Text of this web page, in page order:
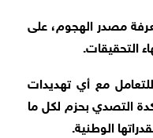
مصدر الهجوم، على
التحقيقات.
مع أي تهديدات
التصدي بحزم لكل ما
الوطنية.